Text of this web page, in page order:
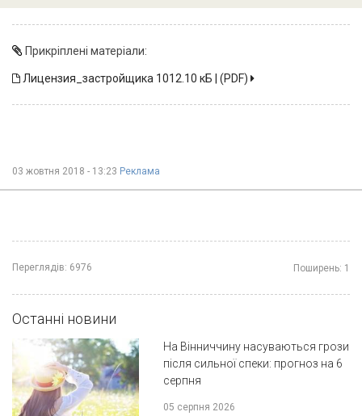
Прикріплені матеріали:
Лицензия_застройщика 1012.10 кБ | (PDF)
03 жовтня 2018 - 13:23 Реклама
Переглядів: 6976 Поширень: 1
Останні новини
На Вінниччину насуваються грози
після сильної спеки: прогноз на 6
серпня
05 серпня 2026